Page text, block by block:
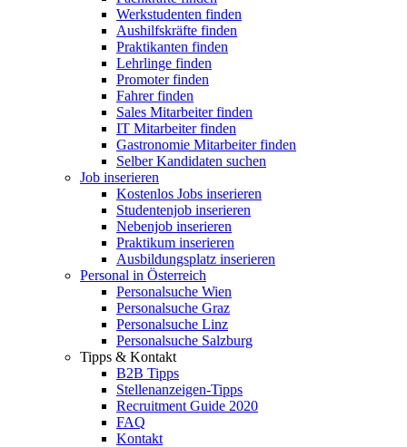
Werkstudenten finden
Aushilfskräfte finden
Praktikanten finden
Lehrlinge finden
Promoter finden
Fahrer finden
Sales Mitarbeiter finden
IT Mitarbeiter finden
Gastronomie Mitarbeiter finden
Selber Kandidaten suchen
Job inserieren
Kostenlos Jobs inserieren
Studentenjob inserieren
Nebenjob inserieren
Praktikum inserieren
Ausbildungsplatz inserieren
Personal in Österreich
Personalsuche Wien
Personalsuche Graz
Personalsuche Linz
Personalsuche Salzburg
Tipps & Kontakt
B2B Tipps
Stellenanzeigen-Tipps
Recruitment Guide 2020
FAQ
Kontakt